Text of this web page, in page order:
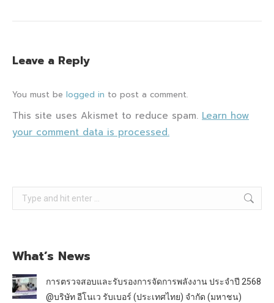
Leave a Reply
You must be logged in to post a comment.
This site uses Akismet to reduce spam. Learn how
your comment data is processed.
Search:
What’s News
การตรวจสอบและรับรองการจัดการพลังงาน ประจำปี 2568
@บริษัท อีโนเว รับเบอร์ (ประเทศไทย) จำกัด (มหาชน)